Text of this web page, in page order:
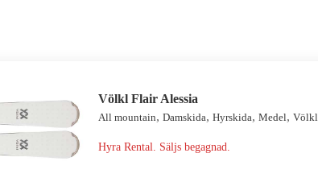
Völkl Flair Alessia
All mountain, Damskida, Hyrskida, Medel, Völkl
Hyra Rental. Säljs begagnad.